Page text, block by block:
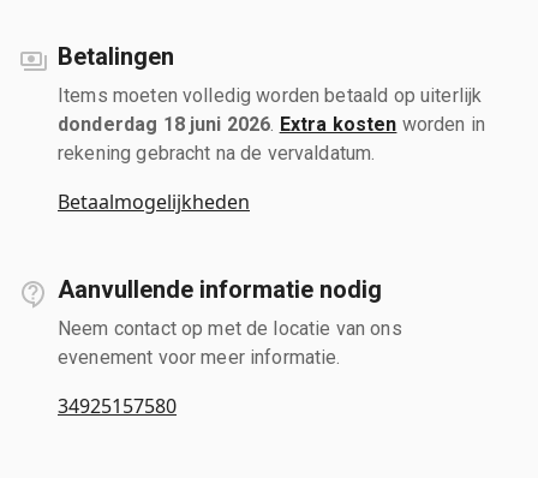
Betalingen
Items moeten volledig worden betaald op uiterlijk
donderdag 18 juni 2026 Extra kosten worden in
rekening gebracht na de vervaldatum.
Betaalmogelijkheden
Aanvullende informatie nodig
Neem contact op met de locatie van ons
evenement voor meer informatie.
34925157580